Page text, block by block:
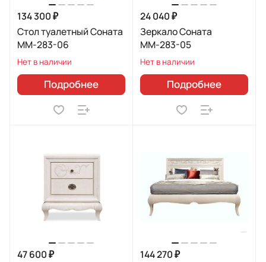
134 300 ₽
Стол туалетный Соната
ММ-283-06
Нет в наличии
Подробнее
24 040 ₽
Зеркало Соната
ММ-283-05
Нет в наличии
Подробнее
47 600 ₽
144 270 ₽